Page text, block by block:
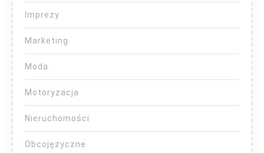
Imprezy
Marketing
Moda
Motoryzacja
Nieruchomości
Obcojęzyczne